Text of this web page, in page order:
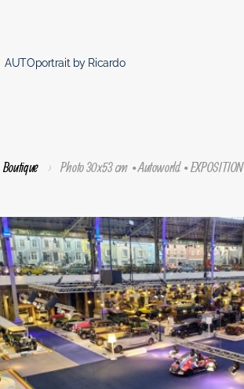
AUTOportrait by Ricardo
Boutique Photo 30x53 cm • Autoworld •